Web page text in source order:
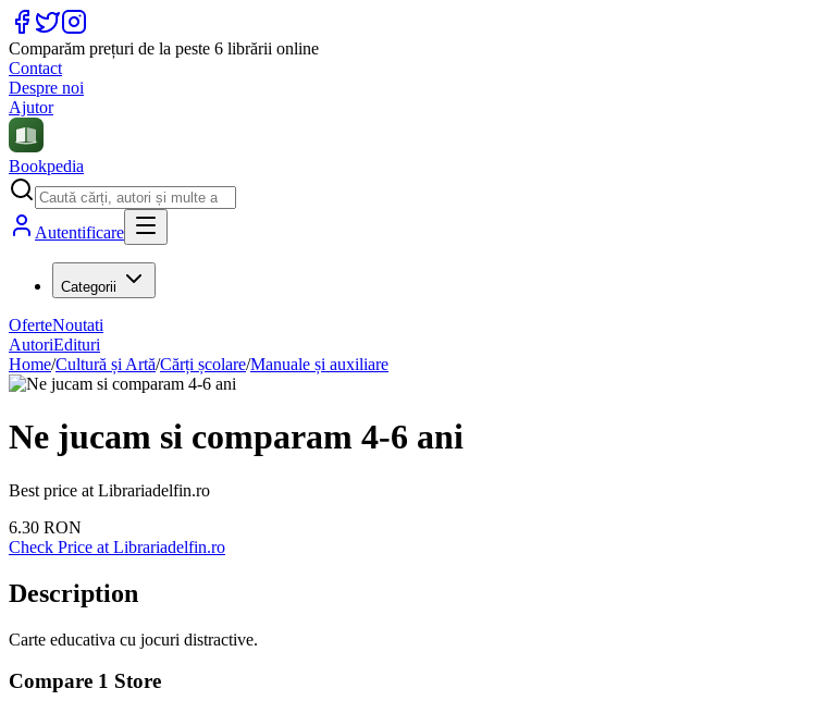
Comparăm prețuri de la peste 6 librării online
Contact
Despre noi
Ajutor
Bookpedia
Autentificare
Categorii
OferteNoutati
AutoriEdituri
Home/Cultură și Artă/Cărți școlare/Manuale și auxiliare
Ne jucam si comparam 4-6 ani
Best price at Librariadelfin.ro
6.30 RON
Check Price at Librariadelfin.ro
Description
Carte educativa cu jocuri distractive.
Compare 1 Store